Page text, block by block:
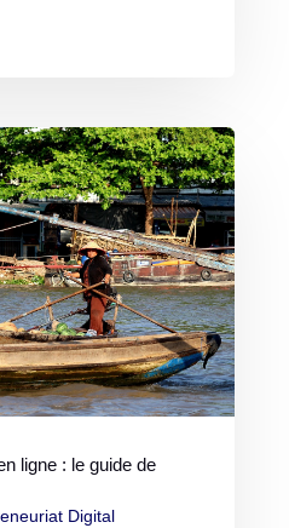
ligne : le guide de
Digital